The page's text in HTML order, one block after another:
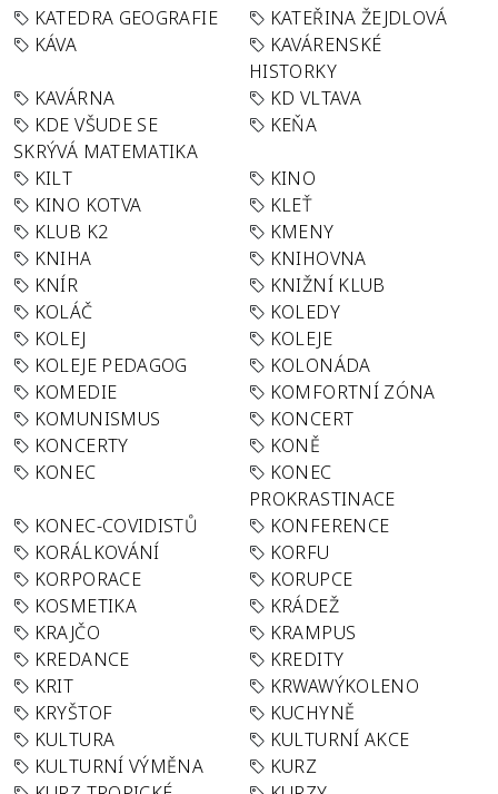
KATEDRA GEOGRAFIE
KATEŘINA ŽEJDLOVÁ
KÁVA
KAVÁRENSKÉ
HISTORKY
KAVÁRNA
KD VLTAVA
KDE VŠUDE SE
SKRÝVÁ MATEMATIKA
KEŇA
KILT
KINO
KINO KOTVA
KLEŤ
KLUB K2
KMENY
KNIHA
KNIHOVNA
KNÍR
KNIŽNÍ KLUB
KOLÁČ
KOLEDY
KOLEJ
KOLEJE
KOLEJE PEDAGOG
KOLONÁDA
KOMEDIE
KOMFORTNÍ ZÓNA
KOMUNISMUS
KONCERT
KONCERTY
KONĚ
KONEC
KONEC
PROKRASTINACE
KONEC-COVIDISTŮ
KONFERENCE
KORÁLKOVÁNÍ
KORFU
KORPORACE
KORUPCE
KOSMETIKA
KRÁDEŽ
KRAJČO
KRAMPUS
KREDANCE
KREDITY
KRIT
KRWAWÝKOLENO
KRYŠTOF
KUCHYNĚ
KULTURA
KULTURNÍ AKCE
KULTURNÍ VÝMĚNA
KURZ